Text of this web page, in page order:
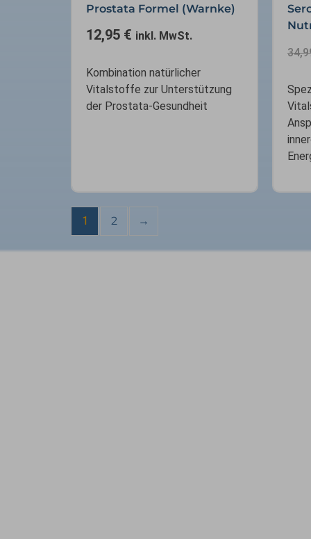
Prostata Formel (Warnke)
12,95 € inkl. MwSt.
Kombination natürlicher
Vitalstoffe zur Unterstützung
der Prostata-Gesundheit
1 2 →